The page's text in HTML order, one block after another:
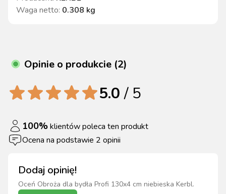
Waga netto: 0.308 kg
Opinie o produkcie (2)
Dodaj opinię!
Oceń Obroża dla bydła Profi 130x4 cm niebieska Kerbl.
5.0/ 5
100%klientów poleca ten produkt
Ocena na podstawie 2 opinii